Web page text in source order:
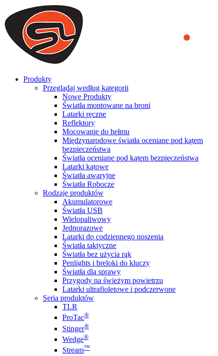
We use cookies to ensure that we provide you the best experience
on our website. By continuing to browse this website, you accept
that cookies are used to help us analyze how the website is used and
to offer you a better experience. To learn more or to find out how
you can disable cookies, you can access our
Produkty
Przeglądaj według kategorii
Nowe Produkty
Światła montowane na broni
Latarki ręczne
Reflektory
Mocowanie do hełmu
Międzynarodowe światła oceniane pod kątem
bezpieczeństwa
Światła oceniane pod kątem bezpieczeństwa
Latarki kątowe
Światła awaryjne
Światła Robocze
Rodzaje produktów
Akumulatorowe
Światła USB
Wielopaliwowy
Jednorazowe
Latarki do codziennego noszenia
Światła taktyczne
Światła bez użycia rąk
Penlights i breloki do kluczy
Światła dla sprawy
Przygody na świeżym powietrzu
Latarki ultrafioletowe i podczerwone
Seria produktów
TLR
ProTac®
Stinger®
Wedge®
Stream™